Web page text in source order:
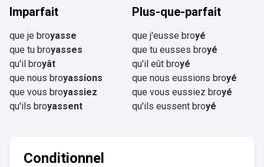
Imparfait
que je broyasse
que tu broyasses
qu'il broyât
que nous broyassions
que vous broyassiez
qu'ils broyassent
Plus-que-parfait
que j'eusse broyé
que tu eusses broyé
qu'il eût broyé
que nous eussions broyé
que vous eussiez broyé
qu'ils eussent broyé
Conditionnel